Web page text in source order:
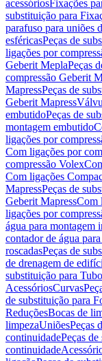
acessóriosFixações
substituição para
parafuso para uniões
esféricasPeças de
ligações por
Geberit MeplaPeças
compressão Geberit
MapressPeças de
Geberit Mapress
embutidoPeças de
montagem embutido
ligações por
Com ligações por
compressão Volex
Com ligações
MapressPeças de
Geberit MapressCom
ligações por
água para montagem
contador de água
roscadasPeças de
de drenagem de
substituição para
AcessóriosCurvas
de substituição para
ReduçõesBocas de
limpezaUniõesPeças
continuidadePeças
continuidade